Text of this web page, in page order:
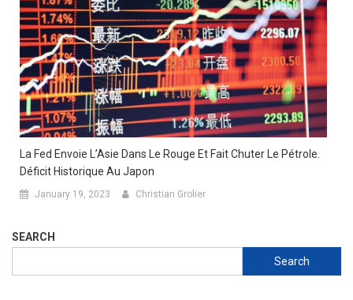
La Fed Envoie L’Asie Dans Le Rouge Et Fait Chuter Le Pétrole.
Déficit Historique Au Japon
January 19, 2023 Christian Grolier
SEARCH
Search